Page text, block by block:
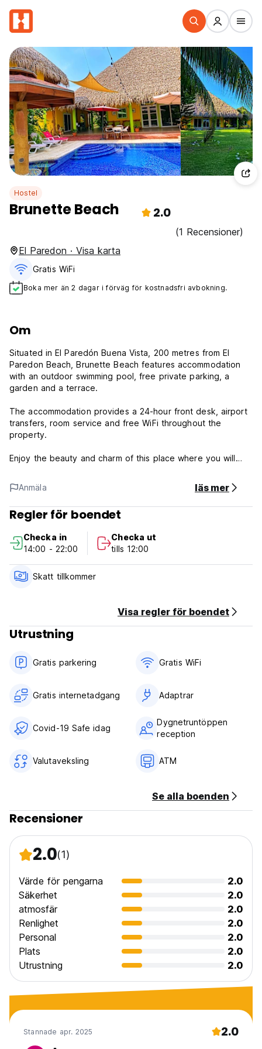
Hostel
Brunette Beach 2.0
(1 Recensioner)
El Paredon · Visa karta
Gratis WiFi
Boka mer än 2 dagar i förväg för kostnadsfri avbokning.
Om
Situated in El Paredón Buena Vista, 200 metres from El
Paredon Beach, Brunette Beach features accommodation
with an outdoor swimming pool, free private parking, a
garden and a terrace.
The accommodation provides a 24-hour front desk, airport
transfers, room service and free WiFi throughout the
property.
Enjoy the beauty and charm of this place where you will
only 90 metres from the beach.
Brunette Beach Policy and Condition:
cancellation or No Show, you will be charged the first night
of your stay.
Check in from 14.00 to 22.00
Payment upon arrival by cash
Breakfast not included
General:
24 hours reception.
Anmäla läs mer
Regler för boendet
Checka in
14:00 - 22:00
Checka ut
tills 12:00
Skatt tillkommer
Visa regler för boendet
Utrustning
Gratis parkering Gratis WiFi
Gratis internetadgang Adaptrar
Covid-19 Safe idag
Dygnetruntöppen
reception
Valutaveksling ATM
Se alla boenden
Recensioner
2.0(1)
Värde för pengarna
2.0
Säkerhet
2.0
atmosfär
2.0
Renlighet
2.0
Personal
2.0
Plats
2.0
Utrustning
2.0
Stannade apr. 2025 2.0